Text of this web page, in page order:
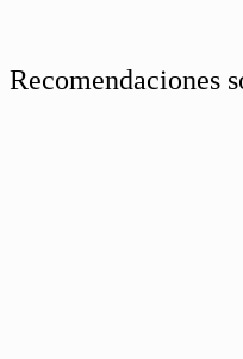
Recomendaciones